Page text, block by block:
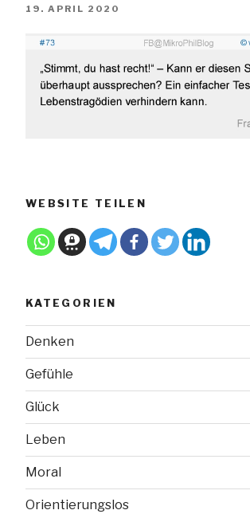
VERÖFFENTLICHT
19. APRIL 2020
WEBSITE TEILEN
KATEGORIEN
Denken
Gefühle
Glück
Leben
Moral
Orientierungslos